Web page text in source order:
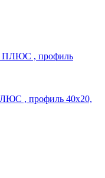
, профиль 40х20,